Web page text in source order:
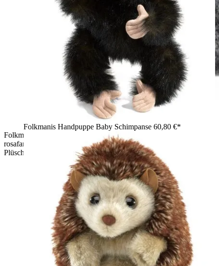
Folkmanis Handpuppe graues Kaninchen von hinten, mit
rosafarbenem Innenohr, buschigem Schwanz und meliertem
Plüschfell
Folkmanis Handpuppe Baby Schimpanse 60,80 €*